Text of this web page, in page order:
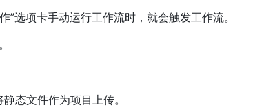
选项卡手动运行工作流时，就会触发工作流。
态文件作为项目上传。